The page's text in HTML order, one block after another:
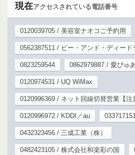
現在アクセスされている電話番号
0120039705 / 美容室ナオコご予約用
0562387511 / ビー・アンド・ディー
0823259544 0862979887 / 愛ぴゅ
0120974531 / UQ WiMax
0120996369 / ネット回線切替営業【注
0120996972 / KDDI／au
0432323456 / 三成工業（株）
0482423105 / 株式会社和楽彩の国